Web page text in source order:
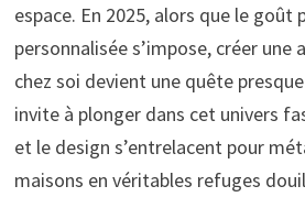
espace. En 2025, alors que le goût
personnalisée s’impose, créer une
chez soi devient une quête
invite à plonger dans cet univers
et le design s’entrelacent pour
maisons en véritables refuges